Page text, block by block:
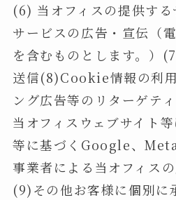
(6) 当オフィスの提供する
サービスの広告・宣伝（
を含むものとします。）
送信(8)Cookie情報の利
ング広告等のリターゲテ
当オフィスウェブサイト
等に基づくGoogle、
事業者による当オフィス
(9)その他お客様に個別に